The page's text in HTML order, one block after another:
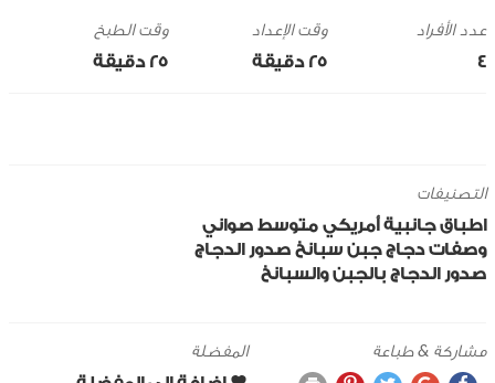
4
وقت الإعداد
25 ‎دقيقة
وقت الطبخ
25 ‎دقيقة
التصنيفات
اطباق جانبية أمريكي متوسط صواني
وصفات دجاج جبن سبانخ صدور الدجاج
صدور الدجاج بالجبن والسبانخ
مشاركة & طباعة المفضلة